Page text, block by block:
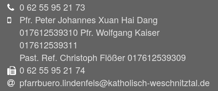
0 62 55 95 21 73
Pfr. Peter Johannes Xuan Hai Dang
017612539310 Pfr. Wolfgang Kaiser
017612539311
Past. Ref. Christoph Flößer 017612539309
0 62 55 95 21 74
pfarrbuero.lindenfels@katholisch-weschnitztal.de